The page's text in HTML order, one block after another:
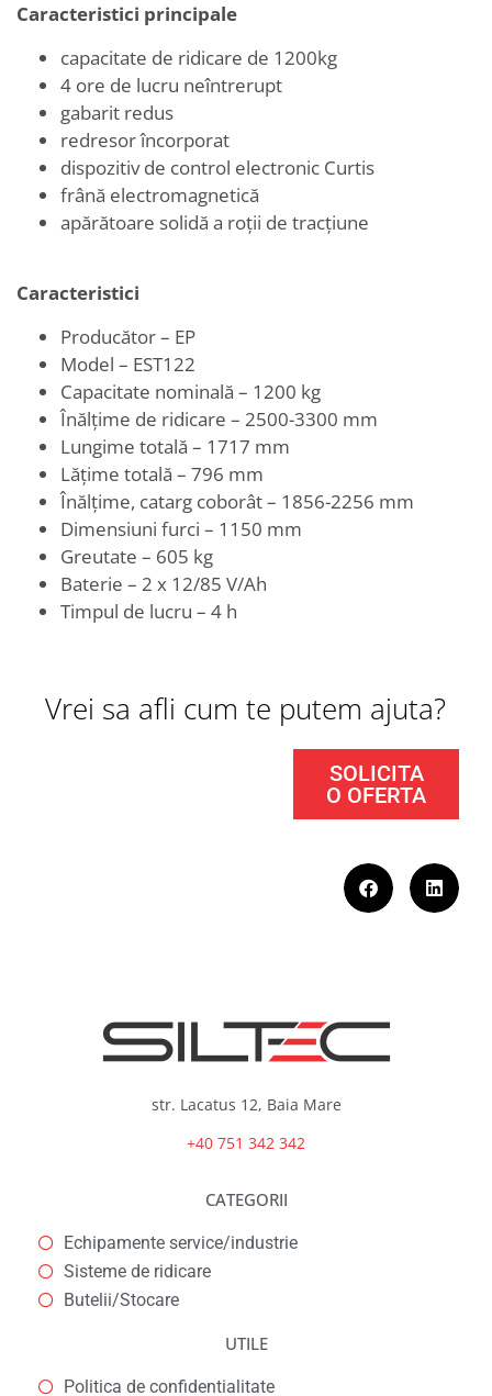
Caracteristici principale
capacitate de ridicare de 1200kg
4 ore de lucru neîntrerupt
gabarit redus
redresor încorporat
dispozitiv de control electronic Curtis
frână electromagnetică
apărătoare solidă a roții de tracțiune
Caracteristici
Producător – EP
Model – EST122
Capacitate nominală – 1200 kg
Înălțime de ridicare – 2500-3300 mm
Lungime totală – 1717 mm
Lățime totală – 796 mm
Înălțime, catarg coborât – 1856-2256 mm
Dimensiuni furci – 1150 mm
Greutate – 605 kg
Baterie – 2 x 12/85 V/Ah
Timpul de lucru – 4 h
Vrei sa afli cum te putem ajuta?
SOLICITA
O OFERTA
str. Lacatus 12, Baia Mare
+40 751 342 342
CATEGORII
Echipamente service/industrie
Sisteme de ridicare
Butelii/Stocare
UTILE
Politica de confidentialitate